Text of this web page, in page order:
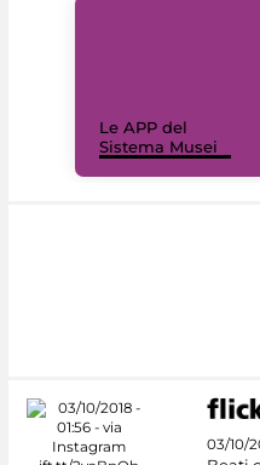
Le APP del
Sistema Musei
03/10/